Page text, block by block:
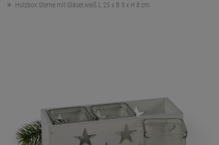
Holzbox Sterne mit Gläser,weiß L 25 x B 9 x H 8 cm